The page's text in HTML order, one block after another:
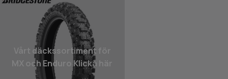
Vårt däcks­sortiment för
MX och Enduro Klicka här